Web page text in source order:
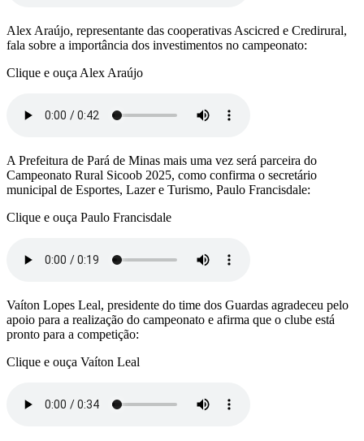
Alex Araújo, representante das cooperativas Ascicred e Credirural,
fala sobre a importância dos investimentos no campeonato:
Clique e ouça Alex Araújo
A Prefeitura de Pará de Minas mais uma vez será parceira do
Campeonato Rural Sicoob 2025, como confirma o secretário
municipal de Esportes, Lazer e Turismo, Paulo Francisdale:
Clique e ouça Paulo Francisdale
Vaíton Lopes Leal, presidente do time dos Guardas agradeceu pelo
apoio para a realização do campeonato e afirma que o clube está
pronto para a competição:
Clique e ouça Vaíton Leal